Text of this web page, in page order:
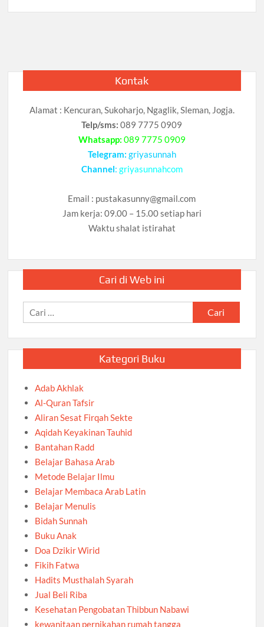
Kontak
Alamat : Kencuran, Sukoharjo, Ngaglik, Sleman, Jogja.
Telp/sms: 089 7775 0909
Whatsapp: 089 7775 0909
Telegram: griyasunnah
Channel: griyasunnahcom
Email : pustakasunny@gmail.com
Jam kerja: 09.00 – 15.00 setiap hari
Waktu shalat istirahat
Cari di Web ini
Cari
untuk:
Kategori Buku
Adab Akhlak
Al-Quran Tafsir
Aliran Sesat Firqah Sekte
Aqidah Keyakinan Tauhid
Bantahan Radd
Belajar Bahasa Arab
Metode Belajar Ilmu
Belajar Membaca Arab Latin
Belajar Menulis
Bidah Sunnah
Buku Anak
Doa Dzikir Wirid
Fikih Fatwa
Hadits Musthalah Syarah
Jual Beli Riba
Kesehatan Pengobatan Thibbun Nabawi
kewanitaan pernikahan rumah tangga